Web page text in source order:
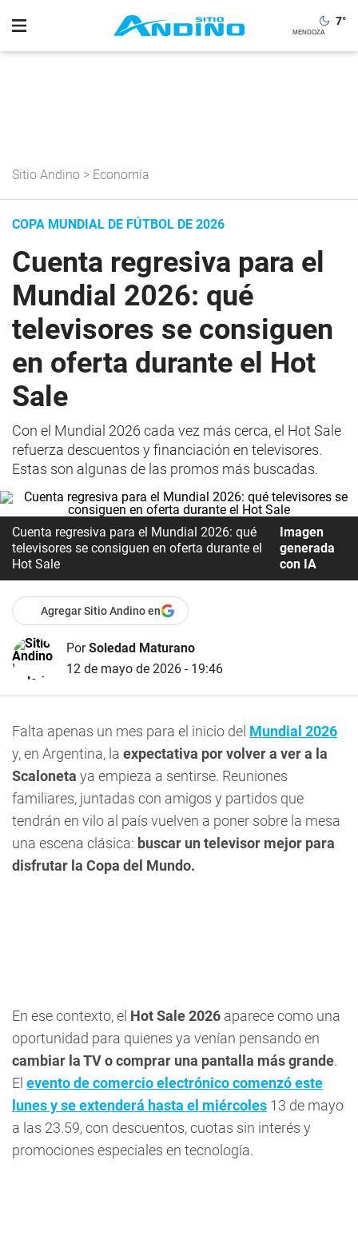
7°
Sitio Andino > Economía
COPA MUNDIAL DE FÚTBOL DE 2026
Cuenta regresiva para el
Mundial 2026: qué
televisores se consiguen
en oferta durante el Hot
Sale
Con el Mundial 2026 cada vez más cerca, el Hot Sale
refuerza descuentos y financiación en televisores.
Estas son algunas de las promos más buscadas.
Cuenta regresiva para el Mundial 2026: qué
televisores se consiguen en oferta durante el
Hot Sale
Imagen
generada
con IA
Agregar Sitio Andino en
PorSoledad Maturano
12 de mayo de 2026 - 19:46
Falta apenas un mes para el inicio del Mundial 2026
y, en Argentina, la expectativa por volver a ver a la
Scaloneta ya empieza a sentirse. Reuniones
familiares, juntadas con amigos y partidos que
tendrán en vilo al país vuelven a poner sobre la mesa
una escena clásica: buscar un televisor mejor para
disfrutar la Copa del Mundo.
En ese contexto, el Hot Sale 2026 aparece como una
oportunidad para quienes ya venían pensando en
cambiar la TV o comprar una pantalla más grande.
El evento de comercio electrónico comenzó este
lunes y se extenderá hasta el miércoles 13 de mayo
a las 23.59, con descuentos, cuotas sin interés y
promociones especiales en tecnología.